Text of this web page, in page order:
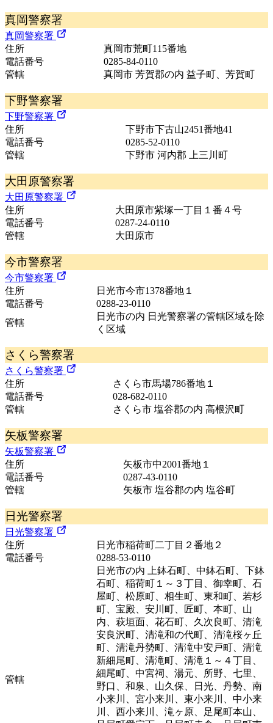
真岡警察署
真岡警察署
住所
真岡市荒町115番地
電話番号
0285-84-0110
管轄
真岡市 芳賀郡の内 益子町、芳賀町
下野警察署
下野警察署
住所
下野市下古山2451番地41
電話番号
0285-52-0110
管轄
下野市 河内郡 上三川町
大田原警察署
大田原警察署
住所
大田原市紫塚一丁目１番４号
電話番号
0287-24-0110
管轄
大田原市
今市警察署
今市警察署
住所
日光市今市1378番地１
電話番号
0288-23-0110
管轄
日光市の内 日光警察署の管轄区域を除
く区域
さくら警察署
さくら警察署
住所
さくら市馬場786番地１
電話番号
028-682-0110
管轄
さくら市 塩谷郡の内 高根沢町
矢板警察署
矢板警察署
住所
矢板市中2001番地１
電話番号
0287-43-0110
管轄
矢板市 塩谷郡の内 塩谷町
日光警察署
日光警察署
住所
日光市稲荷町二丁目２番地２
電話番号
0288-53-0110
管轄
日光市の内 上鉢石町、中鉢石町、下鉢
石町、稲荷町１～３丁目、御幸町、石
屋町、松原町、相生町、東和町、若杉
町、宝殿、安川町、匠町、本町、山
内、萩垣面、花石町、久次良町、清滝
安良沢町、清滝和の代町、清滝桜ヶ丘
町、清滝丹勢町、清滝中安戸町、清滝
新細尾町、清滝町、清滝１～４丁目、
細尾町、中宮祠、湯元、所野、七里、
野口、和泉、山久保、日光、丹勢、南
小来川、宮小来川、東小来川、中小来
川、西小来川、滝ヶ原、足尾町本山、